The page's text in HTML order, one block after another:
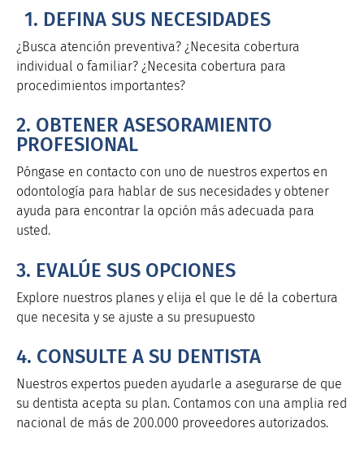
1. DEFINA SUS NECESIDADES
¿Busca atención preventiva? ¿Necesita cobertura
individual o familiar? ¿Necesita cobertura para
procedimientos importantes?
2. OBTENER ASESORAMIENTO
PROFESIONAL
Póngase en contacto con uno de nuestros expertos en
odontología para hablar de sus necesidades y obtener
ayuda para encontrar la opción más adecuada para
usted.
3. EVALÚE SUS OPCIONES
Explore nuestros planes y elija el que le dé la cobertura
que necesita y se ajuste a su presupuesto
4. CONSULTE A SU DENTISTA
Nuestros expertos pueden ayudarle a asegurarse de que
su dentista acepta su plan. Contamos con una amplia red
nacional de más de 200.000 proveedores autorizados.